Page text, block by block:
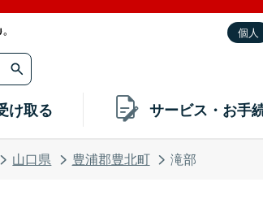
個人
け取る サービス・お手
山口県 豊浦郡豊北町 滝部